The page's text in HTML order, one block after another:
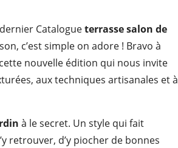
Catalogueterrasse salon de
c’est simple on adore ! Bravo à
nouvelle édition qui nous invite
aux techniques artisanales et à
à le secret. Un style qui fait
retrouver, d’y piocher de bonnes